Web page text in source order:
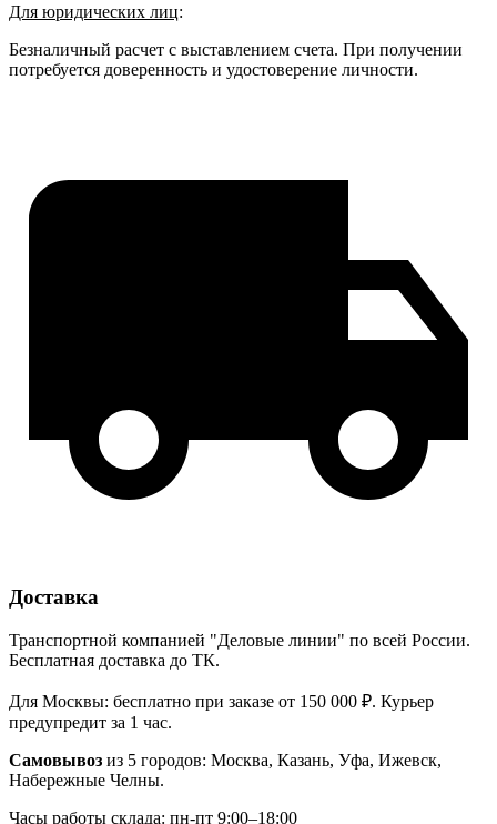
Для юридических лиц:
Безналичный расчет с выставлением счета. При получении
потребуется доверенность и удостоверение личности.
Доставка
Транспортной компанией "Деловые линии" по всей России.
Бесплатная доставка до ТК.
Для Москвы: бесплатно при заказе от 150 000 ₽. Курьер
предупредит за 1 час.
Самовывоз из 5 городов: Москва, Казань, Уфа, Ижевск,
Набережные Челны.
Часы работы склада: пн-пт 9:00–18:00